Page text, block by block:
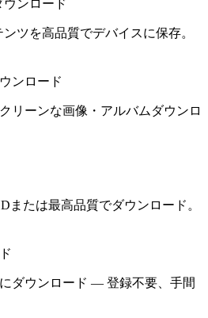
ウンロード
ツを高品質でデバイスに保存。
ンロード
リーンな画像・アルバムダウンロ
または最高品質でダウンロード。
ダウンロード — 登録不要、手間